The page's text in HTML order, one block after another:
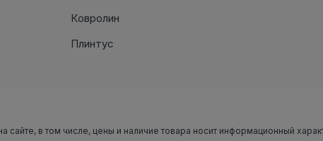
Ковролин
Плинтус
сайте, в том числе, цены и наличие товара носит информационный